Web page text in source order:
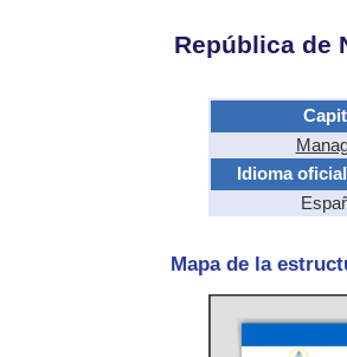
República de
Idioma
Mapa de la